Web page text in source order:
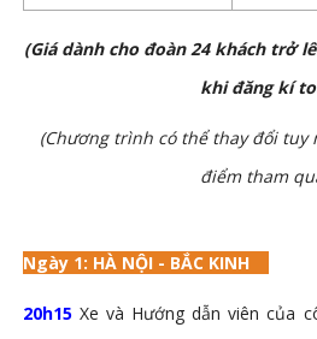
(Giá dành cho đoàn 24 khách trở
khi đăng kí
(Chương trình có thể thay đổi tuy
điểm tham
Ngày 1: HÀ NỘI - BẮC KINH
20h15Xe và Hướng dẫn viên của